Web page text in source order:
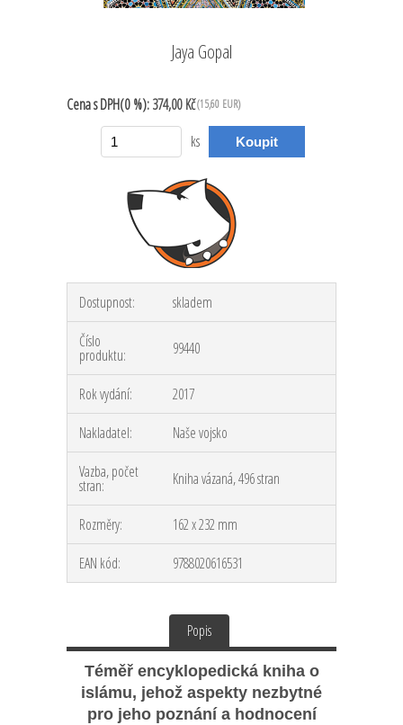
Jaya Gopal
Cenas DPH(0 %):374,00 Kč(15,60 EUR)
ks
Dostupnost:
skladem
Číslo
produktu: 99440
Rok vydání:
2017
Nakladatel:
Naše vojsko
Vazba, počet
stran: Kniha vázaná, 496 stran
Rozměry:
162 x 232 mm
EAN kód:
9788020616531
Popis
Téměř encyklopedická kniha o
islámu, jehož aspekty nezbytné
pro jeho poznání a hodnocení